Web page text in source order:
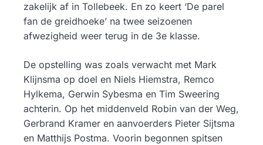
zakelijk af in Tollebeek. En zo keert ‘De parel
fan de greidhoeke’ na twee seizoenen
afwezigheid weer terug in de 3e klasse.
De opstelling was zoals verwacht met Mark
Klijnsma op doel en Niels Hiemstra, Remco
Hylkema, Gerwin Sybesma en Tim Sweering
achterin. Op het middenveld Robin van der Weg,
Gerbrand Kramer en aanvoerders Pieter Sijtsma
en Matthijs Postma. Voorin begonnen spitsen